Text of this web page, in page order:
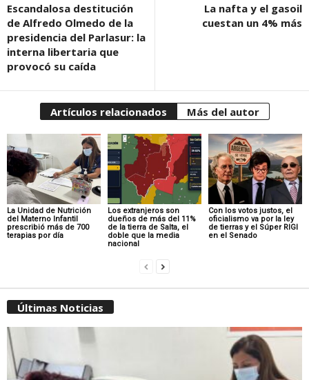
Escandalosa destitución
de Alfredo Olmedo de la
presidencia del Parlasur: la
interna libertaria que
provocó su caída
La nafta y el gasoil
cuestan un 4% más
Artículos relacionados Más del autor
La Unidad de Nutrición
del Materno Infantil
prescribió más de 700
terapias por día
Los extranjeros son
dueños de más del 11%
de la tierra de Salta, el
doble que la media
nacional
Con los votos justos, el
oficialismo va por la ley
de tierras y el Súper RIGI
en el Senado
Últimas Noticias